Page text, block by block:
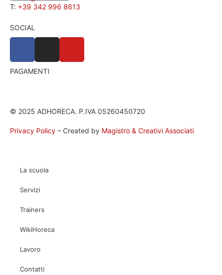
T: +39 342 996 8613
SOCIAL
PAGAMENTI
© 2025 ADHORECA. P.IVA 05260450720
Privacy Policy – Created by Magistro & Creativi Associati
La scuola
Servizi
Trainers
WikiHoreca
Lavoro
Contatti